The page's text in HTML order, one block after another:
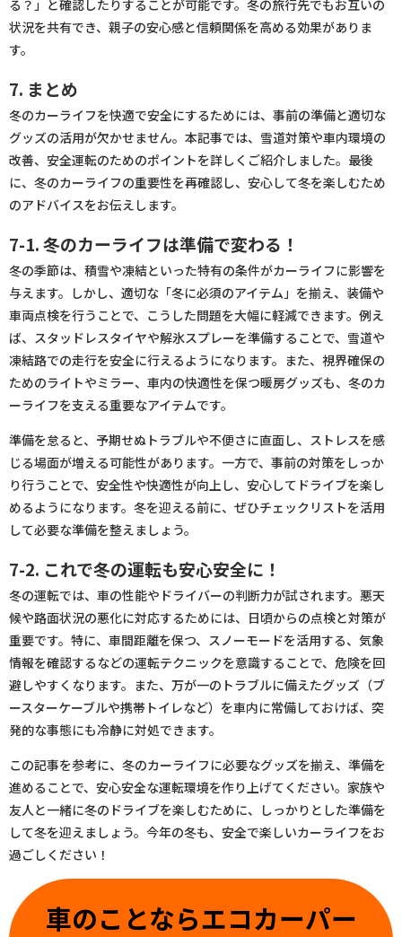
る？」と確認したりすることが可能です。冬の旅行先でもお互いの
状況を共有でき、親子の安心感と信頼関係を高める効果がありま
す。
7. まとめ
冬のカーライフを快適で安全にするためには、事前の準備と適切な
グッズの活用が欠かせません。本記事では、雪道対策や車内環境の
改善、安全運転のためのポイントを詳しくご紹介しました。最後
に、冬のカーライフの重要性を再確認し、安心して冬を楽しむため
のアドバイスをお伝えします。
7-1. 冬のカーライフは準備で変わる！
冬の季節は、積雪や凍結といった特有の条件がカーライフに影響を
与えます。しかし、適切な「冬に必須のアイテム」を揃え、装備や
車両点検を行うことで、こうした問題を大幅に軽減できます。例え
ば、スタッドレスタイヤや解氷スプレーを準備することで、雪道や
凍結路での走行を安全に行えるようになります。また、視界確保の
ためのライトやミラー、車内の快適性を保つ暖房グッズも、冬のカ
ーライフを支える重要なアイテムです。
準備を怠ると、予期せぬトラブルや不便さに直面し、ストレスを感
じる場面が増える可能性があります。一方で、事前の対策をしっか
り行うことで、安全性や快適性が向上し、安心してドライブを楽し
めるようになります。冬を迎える前に、ぜひチェックリストを活用
して必要な準備を整えましょう。
7-2. これで冬の運転も安心安全に！
冬の運転では、車の性能やドライバーの判断力が試されます。悪天
候や路面状況の悪化に対応するためには、日頃からの点検と対策が
重要です。特に、車間距離を保つ、スノーモードを活用する、気象
情報を確認するなどの運転テクニックを意識することで、危険を回
避しやすくなります。また、万が一のトラブルに備えたグッズ（ブ
ースターケーブルや携帯トイレなど）を車内に常備しておけば、突
発的な事態にも冷静に対処できます。
この記事を参考に、冬のカーライフに必要なグッズを揃え、準備を
進めることで、安心安全な運転環境を作り上げてください。家族や
友人と一緒に冬のドライブを楽しむために、しっかりとした準備を
して冬を迎えましょう。今年の冬も、安全で楽しいカーライフをお
過ごしください！
車のことならエコカーパー